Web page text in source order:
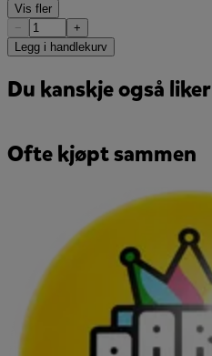
Vis fler
−
+
Legg i handlekurv
Du kanskje også liker
Ofte kjøpt sammen